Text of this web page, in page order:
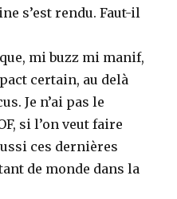
s’est rendu. Faut-il
mi buzz mi manif,
certain, au delà
Je n’ai pas le
si l’on veut faire
ces dernières
de monde dans la